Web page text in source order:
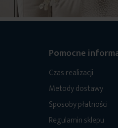
Pomocne
Czas realizacji
Metody dostawy
Sposoby płatności
Regulamin sklepu